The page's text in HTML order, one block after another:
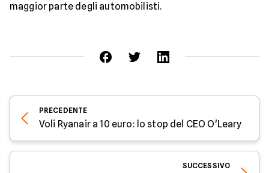
maggior parte degli automobilisti.
PRECEDENTE
Voli Ryanair a 10 euro: lo stop del CEO O'Leary
SUCCESSIVO